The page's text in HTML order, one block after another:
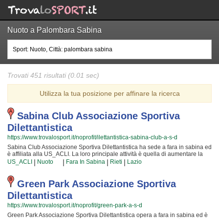
Nuoto a Palombara Sabina
Trovati 451 risultati (0.01 sec)
Utilizza la tua posizione per affinare la ricerca
Sabina Club Associazione Sportiva
Dilettantistica
https://www.trovalosport.it/noprofit/ilettantistica-sabina-club-a-s-d
Sabina Club Associazione Sportiva Dilettantistica ha sede a fara in sabina ed
è affiliata alla US_ACLI. La loro principale attività è quella di aumentare la
forma fisica e il benessere delle persone organizzando attività sul territorio
(anche per bambini e ragazzi). I loro corsi aiutano a sviluppare le capacità
motorie e fisiche ed a servono a il proprio aspetto fisico per conquistare una
maggior sicurezza individuale lavorando anche sulla propria autostima. I loro
insegnanti sono i più preparati della provincia e si formano costantemente
partecipando ai corsi {text_aff3} per assicurare la massima tranquillità e
professionalità ai loro iscritti. Il risultato e il divertimento che si producono
facendo body building rendono questa attività davvero speciale, per cui, una
volta che avrete cominciato, non potrete più dimenticarla! Provateci!!! Sabina
US_ACLI | Nuoto | Fara In Sabina | Rieti | Lazio
Green Park Associazione Sportiva
Dilettantistica
https://www.trovalosport.it/noprofit/green-park-a-s-d
Green Park Associazione Sportiva Dilettantistica opera a fara in sabina ed è